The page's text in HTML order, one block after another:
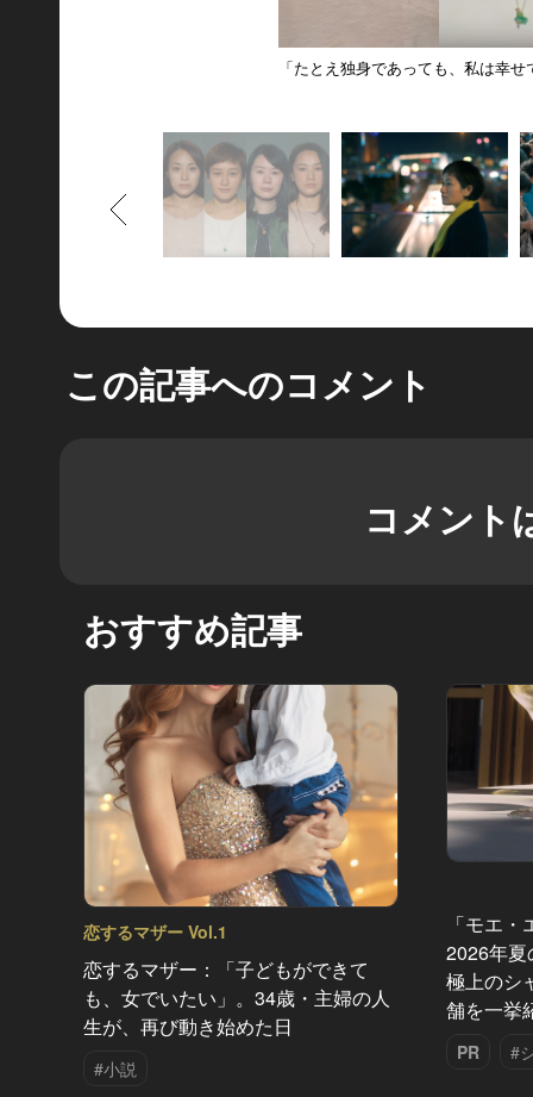
「たとえ独身であっても、私は幸
もどる
この記事へのコメント
コメント
おすすめ記事
恋するマザー Vol.1
恋するマザー：「子どもができて
も、女でいたい」。34歳・主婦の人
生が、再び動き始めた日
#小説
「モエ
2026年夏
極上のシ
舗を一挙
PR #